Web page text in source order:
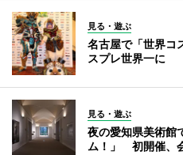
見る・遊ぶ
名古屋で「世界
スプレ世界一に
見る・遊ぶ
夜の愛知県美術館
ム！」 初開催、